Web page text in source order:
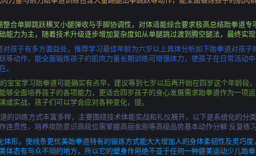
整合单脚跳跃横叉小腿弹收与手脚协调性，对体适能综合要求极高总结跆拳道
能力为主，随着技术升级逐步增加复杂度如从单腿跳过渡到腾空腿法，最终实现
对孩子有多方面益处，推荐学习最佳年龄为六岁以上具体分析如下跆拳道对孩
等动作，能全面锻炼孩子的肌肉力量长期训练可增强体力，使孩子在日常活动
。
宝宝学习跆拳道可能确实有点早，建议等到七岁以后再开始在四岁这个年龄段
够全面培养孩子的各项能力，更适合四岁孩子的身心发展需求跆拳道作为一项
或实战，孩子们可以学会应对各种变化，提。
的训练方式丰富多样，主要围绕技术体能实战和礼仪展开，以下是系统化的分
连贯性，培养攻防意识高段位需掌握高丽金刚等高级品势基本动作分解 反复练
体形，使线条更优美跆拳道特有的锻炼方式能大大增加人的身体柔韧性及灵巧
体态有与众不同的地方，所以它的塑身作用绝不亚于任何一种健美运动少儿跆